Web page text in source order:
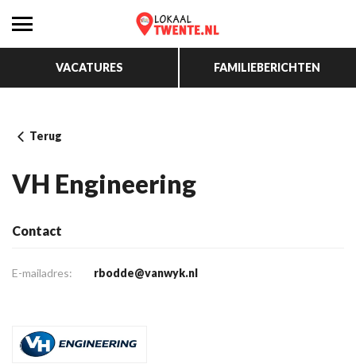
VACATURES FAMILIEBERICHTEN
Terug
VH Engineering
Contact
E-mailadres: rbodde@vanwyk.nl